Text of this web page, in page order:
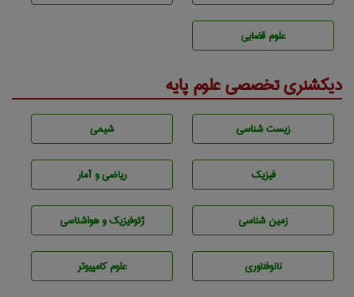
علوم قضایی
دیکشنری تخصصی علوم پایه
زيست شناسی شيمی
فیزیک ریاضی و آمار
زمين شناسی ژئوفيزيك و هواشناسی
نانوفناوری علوم کامپیوتر